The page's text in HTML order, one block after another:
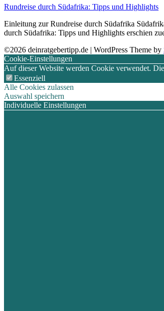
Rundreise durch Südafrika: Tipps und Highlights
Einleitung z‬ur Rundreise durch Südafrika
durch Südafrika: Tipps und Highlights erschien
©2026 deinratgebertipp.de | WordPress Theme by
Cookie-Einstellungen
Auf dieser Website werden Cookie verwendet.
Essenziell
Alle Cookies zulassen
Auswahl speichern
Individuelle Einstellungen